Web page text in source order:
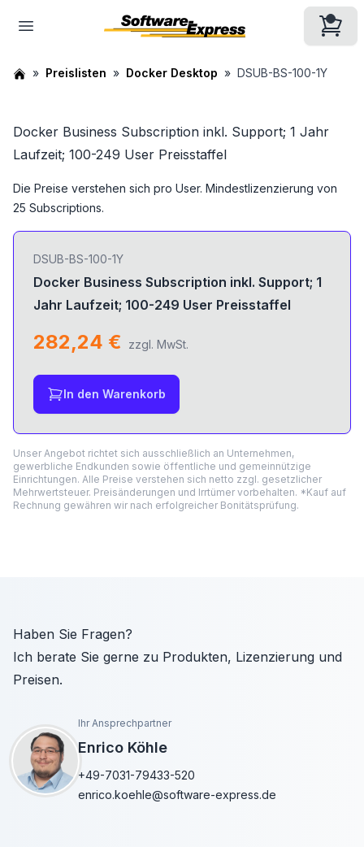
Preislisten Docker Desktop DSUB-BS-100-1Y
Docker Business Subscription inkl. Support; 1 Jahr
Laufzeit; 100-249 User Preisstaffel
Die Preise verstehen sich pro User. Mindestlizenzierung von
25 Subscriptions.
DSUB-BS-100-1Y
Docker Business Subscription inkl. Support; 1
Jahr Laufzeit; 100-249 User Preisstaffel
282,24 € zzgl. MwSt.
In den Warenkorb
Unser Angebot richtet sich ausschließlich an Unternehmen,
gewerbliche Endkunden sowie öffentliche und gemeinnützige
Einrichtungen. Alle Preise verstehen sich netto zzgl. gesetzlicher
Mehrwertsteuer. Preisänderungen und Irrtümer vorbehalten. *Kauf auf
Rechnung gewähren wir nach erfolgreicher Bonitätsprüfung.
Haben Sie Fragen?
Ich berate Sie gerne zu Produkten, Lizenzierung und
Preisen.
Ihr Ansprechpartner
Enrico Köhle
+49-7031-79433-520
enrico.koehle@software-express.de